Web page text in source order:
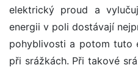
elektrický proud a
energii v poli dostávají
pohyblivosti a potom tuto
při srážkách. Při takové